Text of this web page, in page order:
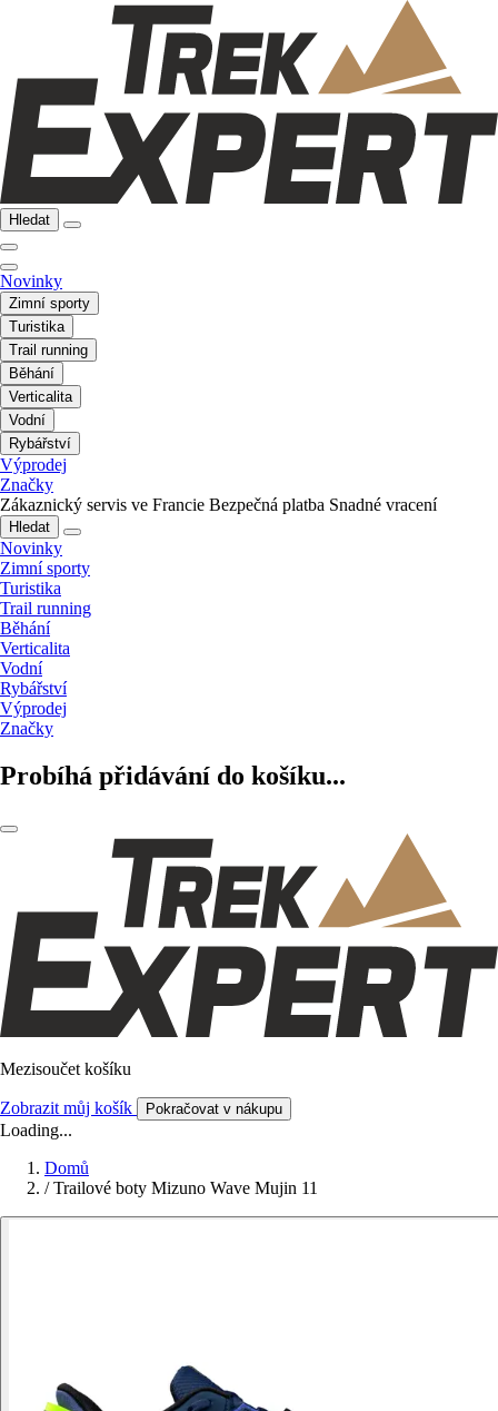
Hledat
Novinky
Zimní sporty
Turistika
Trail running
Běhání
Verticalita
Vodní
Rybářství
Výprodej
Značky
Zákaznický servis ve Francie Bezpečná platba Snadné vracení
Hledat
Novinky
Zimní sporty
Turistika
Trail running
Běhání
Verticalita
Vodní
Rybářství
Výprodej
Značky
Probíhá přidávání do košíku...
Mezisoučet košíku
Zobrazit můj košík Pokračovat v nákupu
Loading...
Domů
/ Trailové boty Mizuno Wave Mujin 11